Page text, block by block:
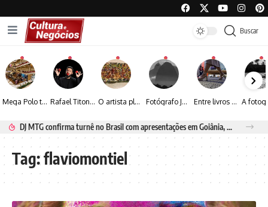
Buscar
Mega Polo transforma lançamento de coleção em plataforma nacional de negócios e projeta crescimento de mais de 15% Rafael Titonelly leva magia e acolhimento a crianças em tratamento oncológico em Juiz de Fora O artista plástico Jorge Luiz transforma sustentabilidade e criatividade em arte contemporânea Fotógrafo José Roberto apresenta um olhar sensível sobre arquitetura, formas e luz na fotografia Entre livros e fotografia autoral, Sebastião Reis consolida uma trajetória marcada pelo olhar artístico
DJ MTG confirma turnê no Brasil com apresentações em Goiânia, Porto Seguro e Rio de Janeiro
Tag:flaviomontiel